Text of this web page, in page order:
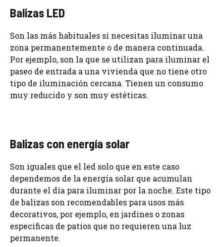
Balizas LED
Son las más habituales si necesitas iluminar una
zona permanentemente o de manera continuada.
Por ejemplo, son la que se utilizan para iluminar el
paseo de entrada a una vivienda que no tiene otro
tipo de iluminación cercana. Tienen un consumo
muy reducido y son muy estéticas.
Balizas con energía solar
Son iguales que el led solo que en este caso
dependemos de la energía solar que acumulan
durante el día para iluminar por la noche. Este tipo
de balizas son recomendables para usos más
decorativos, por ejemplo, en jardines o zonas
especificas de patios que no requieren una luz
permanente.